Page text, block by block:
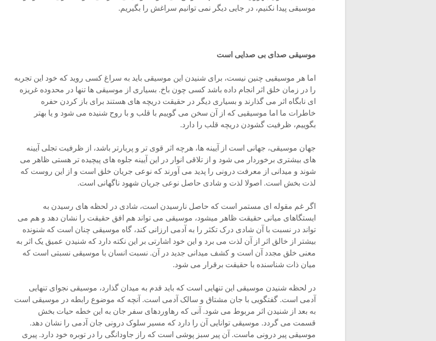
موسیقی پیدا نکنیم، در جایی دیگر نمی توانیم سراغش را بگیریم.
موسیقی صدای بی صدایی است
اما هر موسیقیی چنین نیست، برای شنیدن این موسیقی باید به سراغ کسی روید که خود این تجربه
را در زمان خلق اثر انجام داده باشد کسی چون باخ. بسیاری از موسیقی ها تنها در محدوده غریزه
ای نابگاه اثر می گذارند و بسیاری دیگر در حقیقت دریچه های هستند برای باز کردن حفره
خاطرات ما اما موسیقیی که از آن سخن می گوییم با قلب و با روح شنیده می شود و یا بهتر
بگوییم، ظرفیت گشودن دریچه قلب را دارد.
جهان موسیقی، جهانی است از آیینه ها، هرچه اثر قوی تر و پربارتر باشد، از ظرفیت تجلی آیینه
های بیشتری برخوردار می شود و از تلاقی انوار در این آیینه جلوه های پیچیده تر هستی ظاهر می
شوند و میدانی از معرفت درونی را پدید می آورند که نوعی جریان خلق است و از این روست که
لذت بخش است. اصولا لذت و شادی حاصل نوعی جریان شهود ناگهانی است.
اگر غم مقوله ای مستمر است که حاصل نارسیدن است، شادی در لحظه های رسیدن به
ایستگاهای میانی حقیقت ظاهر میشود، موسیقی می تواند هم افق حقیقت را نشان دهد و هم می
تواند در نسبت با آن شادی درک تکثر را به آدمی ارزانی کند، گاه موسیقی چنان است که شنونده
بیشتر از خالق اثر از آن لذت می برد و این خود اشارتی بر این نکته دارد که شنیدن عمیق یک اثر به
معنی خلق مجدد آن است و کشف میدانی جدید در آن. نسبت انسان با موسیقی نسبتی است که
میان ذات شناسنده با حقیقت برقرار می شود.
در لحظه شنیدن موسیقی این تنهایی است که باید قدم به میدان گذارد، موسیقی نجوای تنهایی
آدمی است. گفتگویی با جان مشتاق و سالک آدمی است. آنچه که موضوع رابطه در موسیقی است
به بعد از شنیدن اثر مربوط می شود. آنی که رهاوردهای سفر جان به این خطه حیات بخش
قسمت می گردد. موسیقی توانایی آن را دارد که مسیر سلوک درونی جان آدمی را نشان دهد.
موسیقی پیر درونی ماست. آن پیر سبز پوشی است که راز جاودانگی را در توبره خود دارد. پیری